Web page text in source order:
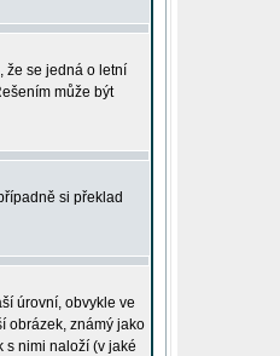
že se jedná o letní
může být
si překlad
úrovní, obvykle ve
obrázek, známý jako
s nimi naloží (v jaké